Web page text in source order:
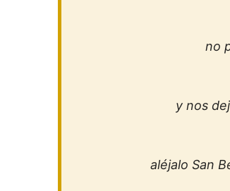
no
y nos
aléjalo San